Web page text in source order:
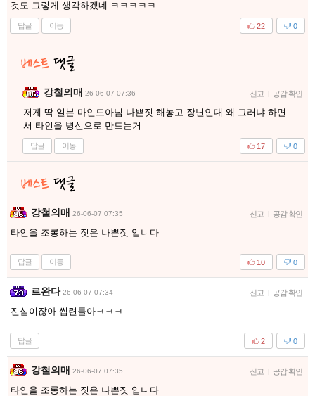
것도 그렇게 생각하겠네 ㅋㅋㅋㅋㅋ
답글 이동 0
22
강철의매 26-06-07 07:36 신고 | 공감 확인
저게 딱 일본 마인드아님 나쁜짓 해놓고 장닌인대 왜 그러냐 하면
서 타인을 병신으로 만드는거
답글 이동 0
17
강철의매 26-06-07 07:35 신고 | 공감 확인
타인을 조롱하는 짓은 나쁜짓 입니다
답글 이동 0
10
르완다 26-06-07 07:34 신고 | 공감 확인
진심이잖아 씹련들아ㅋㅋㅋ
답글 0
2
강철의매 26-06-07 07:35 신고 | 공감 확인
타인을 조롱하는 짓은 나쁜짓 입니다